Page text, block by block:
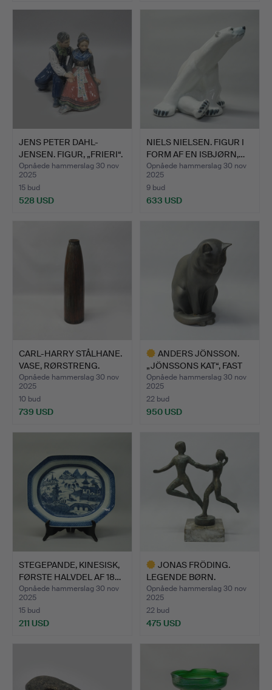
JENS PETER DAHL-
JENSEN. FIGUR, „FRIERI“.
Opnåede hammerslag 30 nov
2025
15 bud
528 USD
NIELS NIELSEN. FIGUR I
FORM AF EN ISBJØRN,…
Opnåede hammerslag 30 nov
2025
9 bud
633 USD
CARL-HARRY STÅLHANE.
VASE, RØRSTRENG.
Opnåede hammerslag 30 nov
2025
10 bud
739 USD
ANDERS JÖNSSON.
„JÖNSSONS KAT“, FAST
SVENS…
Opnåede hammerslag 30 nov
2025
22 bud
950 USD
genstand
STEGEPANDE, KINESISK,
FØRSTE HALVDEL AF 18…
Opnåede hammerslag 30 nov
2025
15 bud
211 USD
JONAS FRÖDING.
LEGENDE BØRN.
Opnåede hammerslag 30 nov
2025
22 bud
475 USD